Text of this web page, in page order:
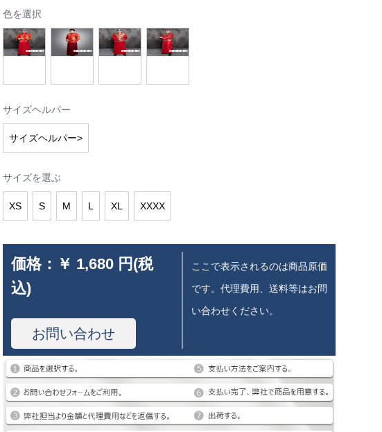
色を選択
サイズヘルパー
サイズヘルパー>
サイズを選ぶ
XS S M L XL XXXX
価格： ￥ 1,680 円(税
込)
お問い合わせ
ここで表示されるのは商品原価
です。代理費用、送料等はお問
い合わせください。